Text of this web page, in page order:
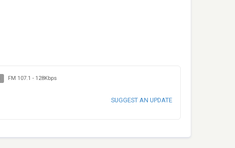
FM 107.1 - 128Kbps
SUGGEST AN UPDATE